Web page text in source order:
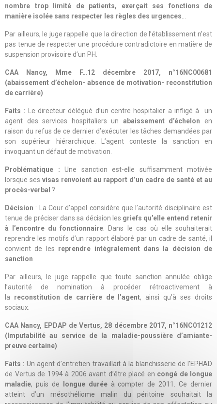
nombre trop limité de patients, exerçait ses fonctions de
manière isolée sans respecter les règles des urgences
Par ailleurs, le juge rappelle que la direction de l’établissement n’est
pas tenue de respecter une procédure contradictoire en matière de
suspension provisoire d’un PH.
CAA Nancy, Mme F…12 décembre 2017, n°16NC00681
(abaissement d’échelon- absence de motivation- reconstitution
de carrière)
Faits :
Le directeur délégué d’un centre hospitalier a infligé à un
agent des services hospitaliers un abaissement d’échelon en
raison du refus de ce dernier d’exécuter les tâches demandées par
son supérieur hiérarchique. L’agent conteste la sanction en
invoquant un défaut de motivation.
Problématique : Une sanction est-elle suffisamment motivée
lorsque ses visas renvoient au rapport d’un cadre de santé et au
procès-verbal ?
Décision : La Cour d’appel considère que l’autorité disciplinaire est
tenue de préciser dans sa décision les griefs qu’elle entend retenir
à l’encontre du fonctionnaire . Dans le cas où elle souhaiterait
reprendre les motifs d’un rapport élaboré par un cadre de santé, il
convient de les reprendre intégralement dans la décision de
sanction
Par ailleurs, le juge rappelle que toute sanction annulée oblige
l’autorité de nomination à procéder rétroactivement à
la reconstitution de carrière de l’agent, ainsi qu’à ses droits
sociaux.
CAA Nancy, EPDAP de Vertus, 28 décembre 2017, n°16NC01212
(Imputabilité au service de la maladie-poussière d’amiante-
preuve certaine)
Faits : Un agent d’entretien travaillait à la blanchisserie de l’EPHAD
de Vertus de 1994 à 2006 avant d’être placé en congé de longue
maladie, puis de longue duréeà compter de 2011. Ce dernier
atteint d’un mésothéliome malin du péritoine souhaitait la